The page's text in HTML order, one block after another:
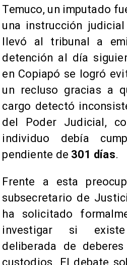
Temuco, un imputado
una instrucción
llevó al tribunal a
detención al día
en Copiapó se logró
un recluso gracias a
cargo detectó
del Poder Judicial,
individuo debía
pendiente de 301 días.
Frente a esta
subsecretario de
ha solicitado
investigar si
deliberada de
custodios. El debate